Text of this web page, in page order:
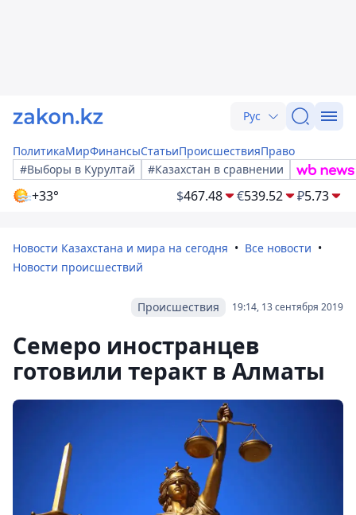
Рус
ПолитикаМирФинансыСтатьиПроисшествияПраво
#Выборы в Курултай
#Казахстан в сравнении
+33° $467.48 €539.52 ₽5.73
Новости Казахстана и мира на сегодня
Все новости
Новости происшествий
19:14, 13 сентября 2019
Происшествия
Семеро иностранцев
готовили теракт в Алматы